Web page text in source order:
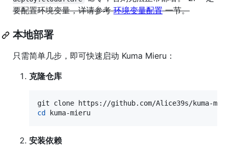
要配置环境变量，详请参考环境变量配置一节。
本地部署
只需简单几步，即可快速启动 Kuma Mieru：
克隆仓库
cd kuma-mieru
安装依赖